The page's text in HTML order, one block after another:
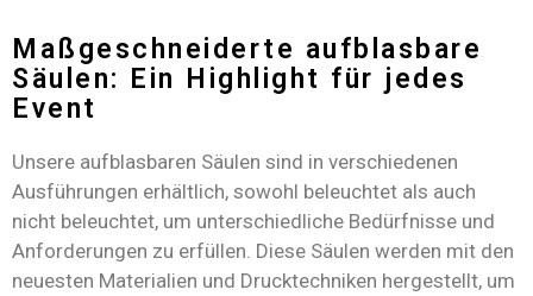
Maßgeschneiderte aufblasbare
Säulen: Ein Highlight für jedes
Event
Unsere aufblasbaren Säulen sind in verschiedenen
Ausführungen erhältlich, sowohl beleuchtet als auch
nicht beleuchtet, um unterschiedliche Bedürfnisse und
Anforderungen zu erfüllen. Diese Säulen werden mit den
neuesten Materialien und Drucktechniken hergestellt, um